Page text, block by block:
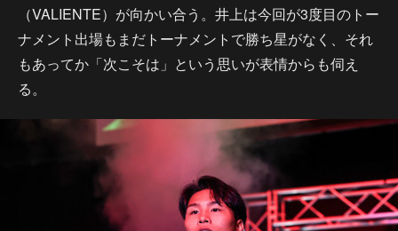
（VALIENTE）が向かい合う。井上は今回が3度目のトー
ナメント出場もまだトーナメントで勝ち星がなく、それ
もあってか「次こそは」という思いが表情からも伺え
る。